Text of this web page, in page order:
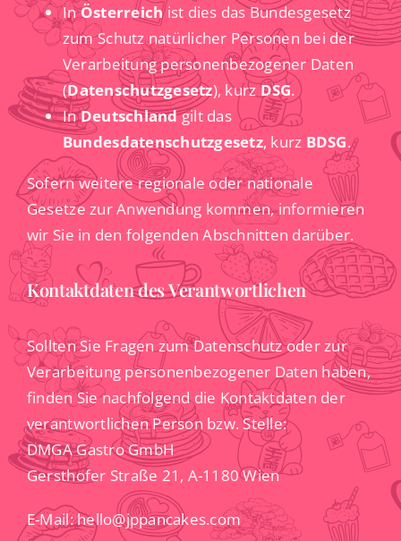
InÖsterreichist dies das Bundesgesetz
zum Schutz natürlicher Personen bei der
Verarbeitung personenbezogener Daten
(Datenschutzgesetz), kurzDSG.
InDeutschlandgilt das
Bundesdatenschutzgesetz, kurz BDSG.
Sofern weitere regionale oder nationale
Gesetze zur Anwendung kommen, informieren
wir Sie in den folgenden Abschnitten darüber.
Kontaktdaten des Verantwortlichen
Sollten Sie Fragen zum Datenschutz oder zur
Verarbeitung personenbezogener Daten haben,
finden Sie nachfolgend die Kontaktdaten der
verantwortlichen Person bzw. Stelle:
DMGA Gastro GmbH
Gersthofer Straße 21, A-1180 Wien
E-Mail: hello@jppancakes.com